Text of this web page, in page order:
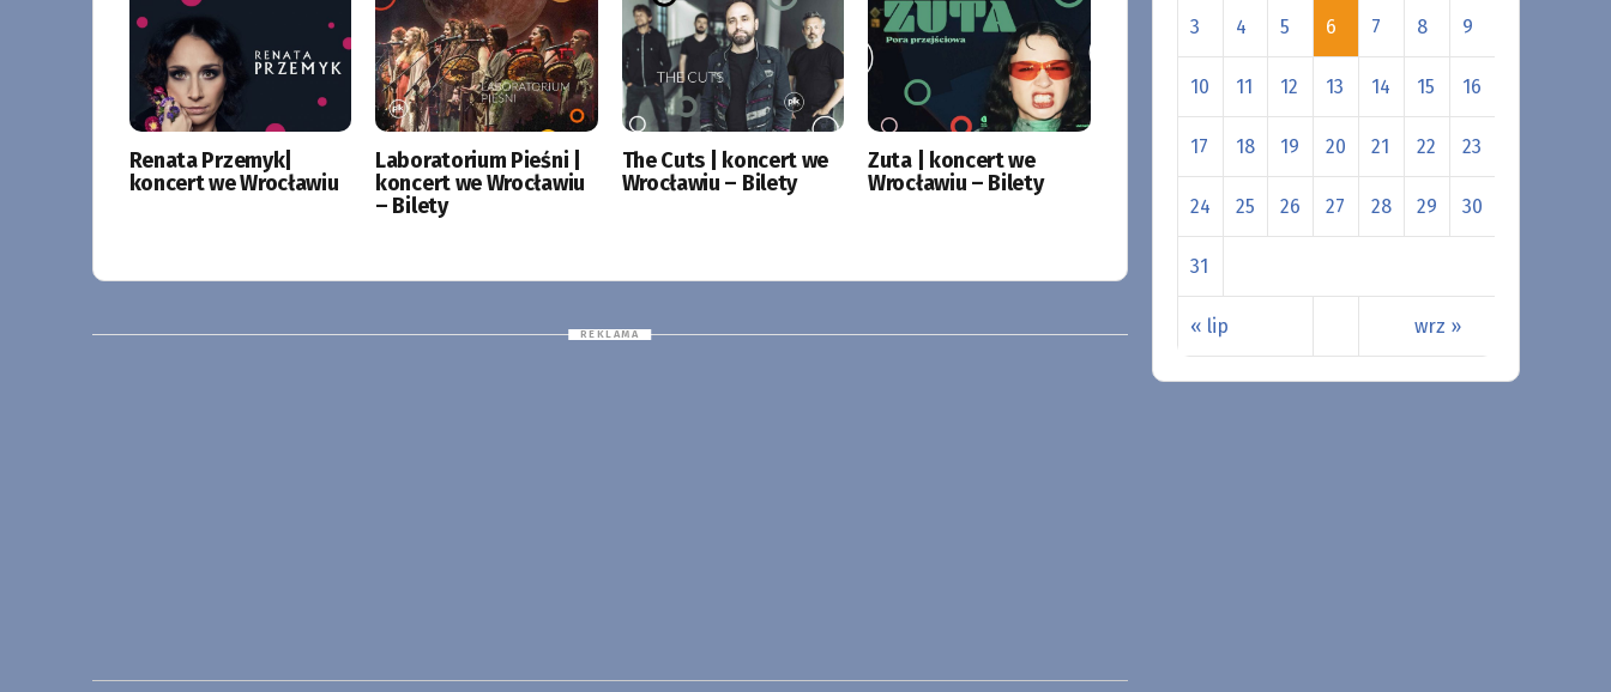
Renata Przemyk|
koncert we Wrocławiu
Laboratorium Pieśni |
koncert we Wrocławiu
– Bilety
The Cuts | koncert we
Wrocławiu – Bilety
Zuta | koncert we
Wrocławiu – Bilety
« lip wrz »
3 4 5 6 7 8 9
10 11 12 13 14 15 16
17 18 19 20 21 22 23
24 25 26 27 28 29 30
31